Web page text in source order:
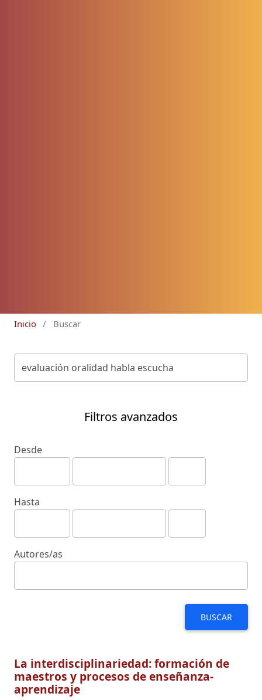
Inicio / Buscar
Filtros avanzados
Desde
Hasta
Autores/as
BUSCAR
La interdisciplinariedad: formación de
maestros y procesos de enseñanza-
aprendizaje